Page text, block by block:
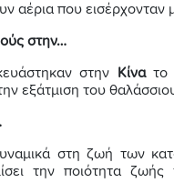
αέρια που εισέρχονταν
στην…
στην Κίνατο
εξάτμιση του
στη ζωή των
την ποιότητα